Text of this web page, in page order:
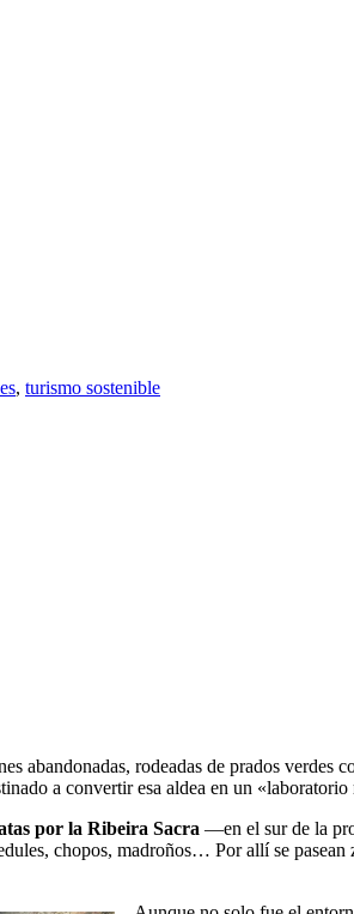
, turismo sostenible
abandonadas, rodeadas de prados verdes
a convertir esa aldea en un
por la Ribeira Sacra —en el sur de la
chopos, madroños… Por allí se